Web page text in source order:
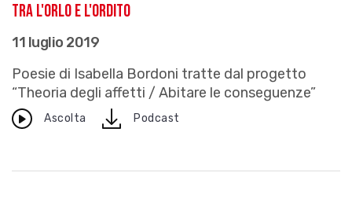
Tra l'orlo e l'ordito
11 luglio 2019
Poesie di Isabella Bordoni tratte dal progetto
“Theoria degli affetti / Abitare le conseguenze”
Ascolta downloadPodcast